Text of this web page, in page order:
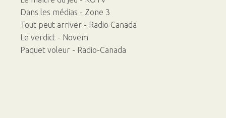
Dans les médias - Zone 3
Tout peut arriver - Radio Canada
Le verdict - Novem
Paquet voleur - Radio-Canada